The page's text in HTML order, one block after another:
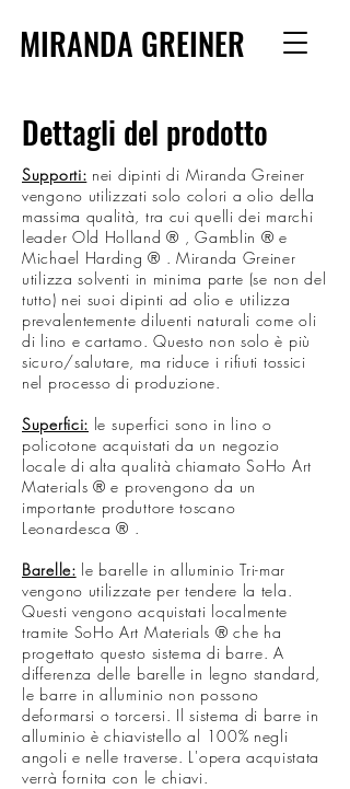
MIRANDA GREINER
Dettagli del prodotto
Supporti: nei dipinti di Miranda Greiner
vengono utilizzati solo colori a olio della
massima qualità, tra cui quelli dei marchi
leader Old Holland® , Gamblin ® e
Michael Harding® . Miranda Greiner
utilizza solventi in minima parte (se non del
tutto) nei suoi dipinti ad olio e utilizza
prevalentemente diluenti naturali come oli
di lino e cartamo. Questo non solo è più
sicuro/salutare, ma riduce i rifiuti tossici
nel processo di produzione.
Superfici: le superfici sono in lino o
policotone acquistati da un negozio
locale di alta qualità chiamato SoHo Art
Materials ® e provengono da un
importante produttore toscano
Leonardesca® .
Barelle: le barelle in alluminio Tri-mar
vengono utilizzate per tendere la tela.
Questi vengono acquistati localmente
tramite SoHo Art Materials ® che ha
progettato questo sistema di barre. A
differenza delle barelle in legno standard,
le barre in alluminio non possono
deformarsi o torcersi. Il sistema di barre in
alluminio è chiavistello al 100% negli
angoli e nelle traverse. L'opera acquistata
verrà fornita con le chiavi.